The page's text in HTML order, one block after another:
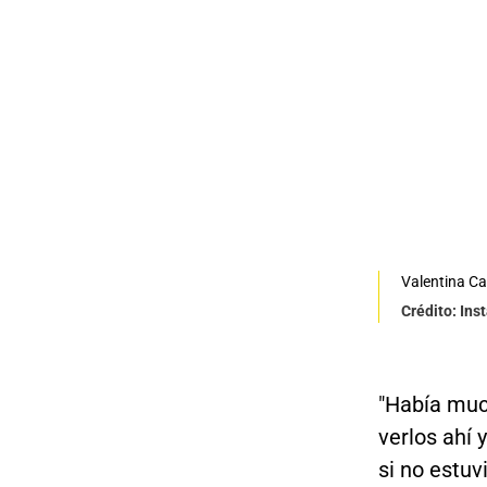
Valentina
Crédito:
"Había
verlos ahí
si no